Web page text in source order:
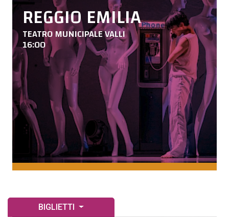
REGGIO EMILIA
TEATRO MUNICIPALE VALLI
16:00
BIGLIETTI